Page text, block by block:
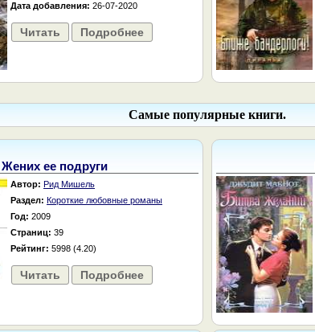
Дата добавления: 26-07-2020
Читать Подробнее
Самые популярные книги.
Жених ее подруги
Автор: Рид Мишель
Раздел: Короткие любовные романы
Год: 2009
Страниц: 39
Рейтинг: 5998 (4.20)
Читать Подробнее